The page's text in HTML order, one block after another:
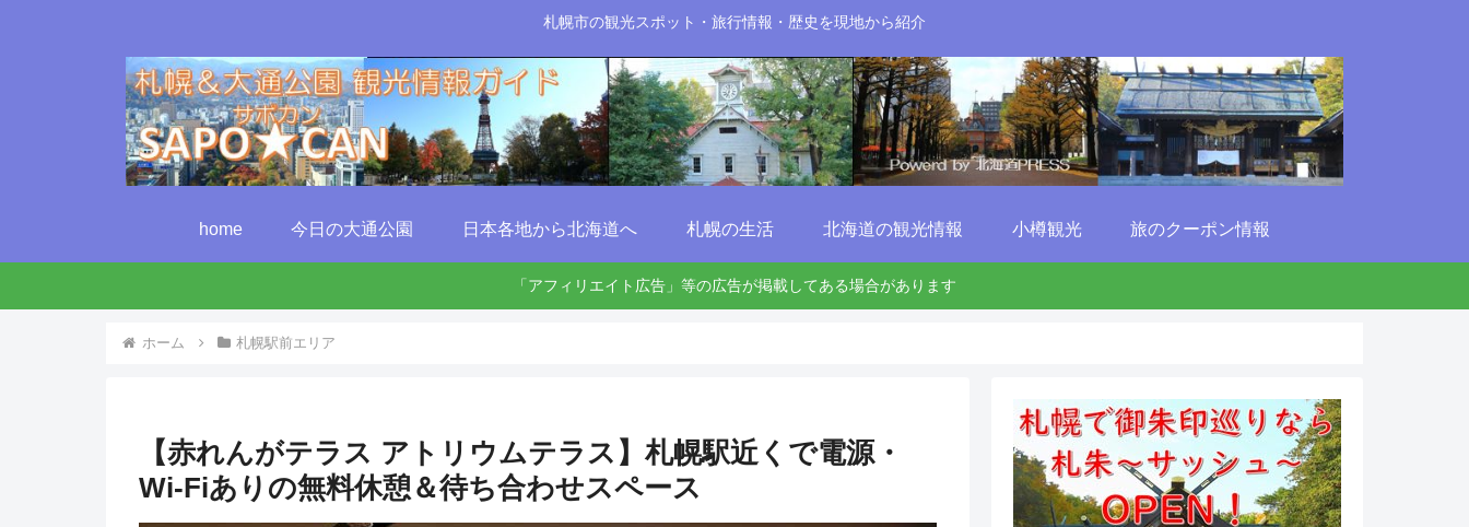
札幌市の観光スポット・旅行情報・歴史を現地から紹介
home 今日の大通公園 日本各地から北海道へ 札幌の生活 北海道の観光情報 小樽観光 旅のクーポン情報
「アフィリエイト広告」等の広告が掲載してある場合があります
ホーム 札幌駅前エリア
【赤れんがテラス アトリウムテラス】札幌駅近くで電源・
Wi-Fiありの無料休憩＆待ち合わせスペース